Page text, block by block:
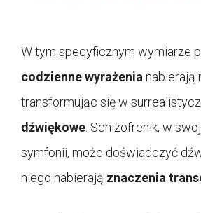
W tym specyficznym wymiarze
codzienne wyrażenia nabierają
transformując się w
dźwiękowe . Schizofrenik, w
symfonii, może doświadczyć
niego nabierają znaczenia